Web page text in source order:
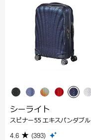
シーライト
スピナー55 エキスパンダブル
4.6 (393)